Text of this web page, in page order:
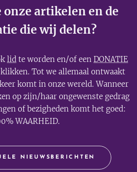
onze artikelen en de
die wij delen?
lid te worden en/of een DONATIE
Tot we allemaal ontwaakt
komt in onze wereld. Wanneer
op zijn/haar ongewenste gedrag
of bezigheden komt het goed:
WAARHEID.
NIEUWSBERICHTEN